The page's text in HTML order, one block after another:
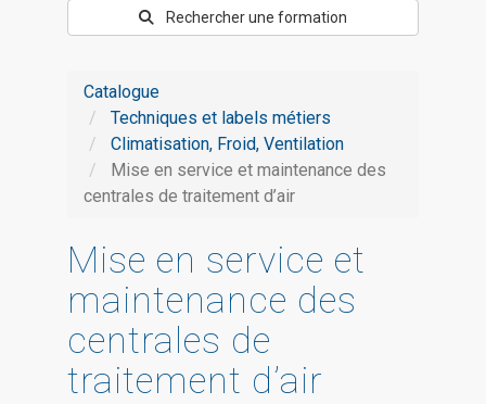
Rechercher une formation
Catalogue
Techniques et labels métiers
Climatisation, Froid, Ventilation
Mise en service et maintenance des
centrales de traitement d’air
Mise en service et
maintenance des
centrales de
traitement d’air